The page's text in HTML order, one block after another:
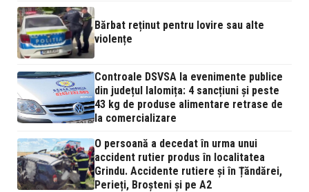
Bărbat reținut pentru lovire sau alte
violențe
Controale DSVSA la evenimente publice
din județul Ialomița: 4 sancțiuni și peste
43 kg de produse alimentare retrase de
la comercializare
O persoană a decedat în urma unui
accident rutier produs în localitatea
Grindu. Accidente rutiere și în Țăndărei,
Perieți, Broșteni și pe A2